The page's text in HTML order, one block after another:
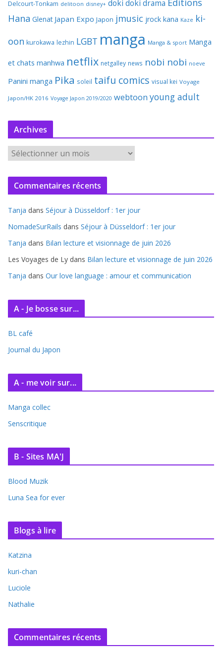
Delcourt-Tonkam delitoon disney+ doki doki drama
Hana Glenat Japan Expo Japon jmusic jrock kana Kaze ki-
oon kurokawa lezhin LGBT manga Manga & sport Manga
et chats manhwa netflix netgalley news nobi nobi noeve
Panini manga Pika soleil taifu comics visual kei Voyage
Japon/HK 2016 Voyage Japon 2019/2020 webtoon young adult
Archives
r
c
v
e
Commentaires récents
Tanja dans Séjour à Düsseldorf : 1er jour
NomadeSurRails dans Séjour à Düsseldorf : 1er jour
Tanja dans Bilan lecture et visionnage de juin 2026
Les Voyages de Ly dans Bilan lecture et visionnage de juin 2026
Tanja dans Our love language : amour et communication
A - Je bosse sur...
BL café
Journal du Japon
A - me voir sur...
Manga collec
Senscritique
B - Sites MA'J
Blood Muzik
Luna Sea for ever
Blogs à lire
Katzina
kuri-chan
Luciole
Nathalie
Commentaires récents